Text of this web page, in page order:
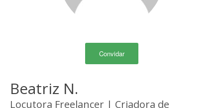
Convidar
Beatriz N.
Locutora Freelancer | Criadora de